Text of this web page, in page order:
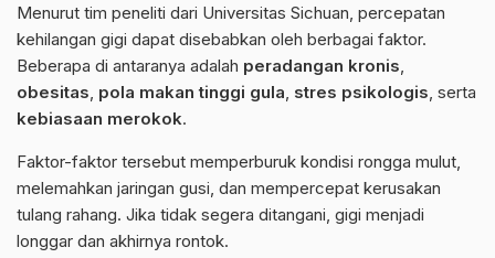
Menurut tim peneliti dari Universitas Sichuan, percepatan
kehilangan gigi dapat disebabkan oleh berbagai faktor.
Beberapa di antaranya adalah peradangan kronis,
obesitas, pola makan tinggi gula, stres psikologis, serta
kebiasaan merokok.
Faktor-faktor tersebut memperburuk kondisi rongga mulut,
melemahkan jaringan gusi, dan mempercepat kerusakan
tulang rahang. Jika tidak segera ditangani, gigi menjadi
longgar dan akhirnya rontok.